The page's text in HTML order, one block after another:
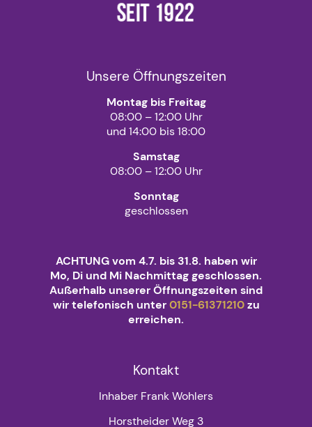
Unsere Öffnungszeiten
Montag bis Freitag
08:00 – 12:00 Uhr
und 14:00 bis 18:00
Samstag
08:00 – 12:00 Uhr
Sonntag
geschlossen
ACHTUNG vom 4.7. bis 31.8. haben wir
Mo, Di und Mi Nachmittag geschlossen.
Außerhalb unserer Öffnungszeiten sind
wir telefonisch unter0151-61371210zu
erreichen.
Kontakt
Inhaber Frank Wohlers
Horstheider Weg 3